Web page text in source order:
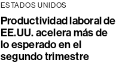
ESTADOS UNIDOS
Productividad laboral de
EE.UU. acelera más de
lo esperado en el
segundo trimestre